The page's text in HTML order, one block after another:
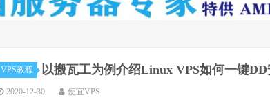
VPS教程 以搬瓦工为例介绍Linux VPS如何一键
2020-12-30 便宜VPS